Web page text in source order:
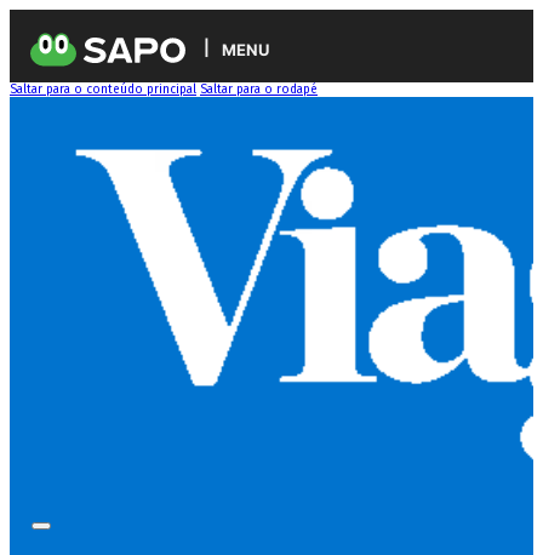
MENU
Saltar para o conteúdo principal Saltar para o rodapé